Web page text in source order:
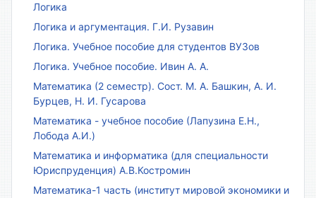
Логика
Логика и аргументация. Г.И. Рузавин
Логика. Учебное пособие для студентов ВУЗов
Логика. Учебное пособие. Ивин А. А.
Математика (2 семестр). Сост. М. А. Башкин, А. И.
Бурцев, Н. И. Гусарова
Математика - учебное пособие (Лапузина Е.Н.,
Лобода А.И.)
Математика и информатика (для специальности
Юриспруденция) А.В.Костромин
Математика-1 часть (институт мировой экономики и